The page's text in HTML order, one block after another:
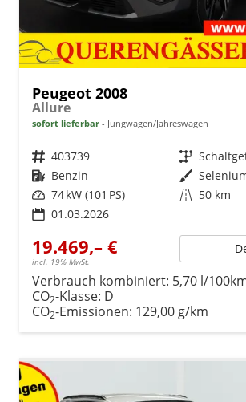
Peugeot 2008
Allure
sofort lieferbar Jungwagen/Jahreswagen
Fahrzeugnr. 403739 Getriebe
Kraftstoff Benzin Außenfarbe
Leistung 74 kW (101 PS) Kilometerstand 50 km
01.03.2026
19.469,– €
incl. 19% MwSt.
Verbrauch kombiniert: 5,70 l/
CO2-Klasse: D
CO2-Emissionen: 129,00 g/km